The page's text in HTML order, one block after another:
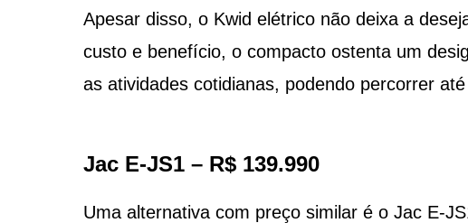
Apesar disso, o Kwid elétrico não deixa a
custo e benefício, o compacto ostenta um
as atividades cotidianas, podendo percorrer
Jac E-JS1 – R$ 139.990
Uma alternativa com preço similar é o Jac E-